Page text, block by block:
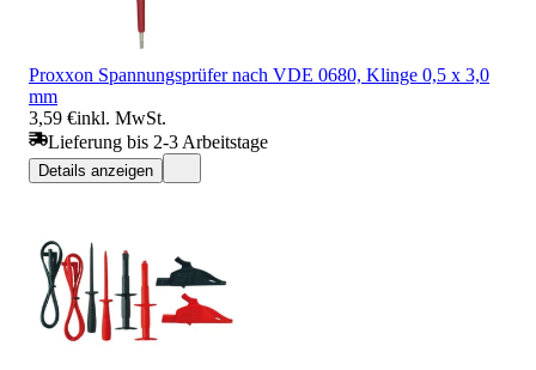
Proxxon Spannungsprüfer nach VDE 0680, Klinge 0,5 x 3,0
mm
3,59 €inkl. MwSt.
Lieferung bis 2-3 Arbeitstage
Details anzeigen